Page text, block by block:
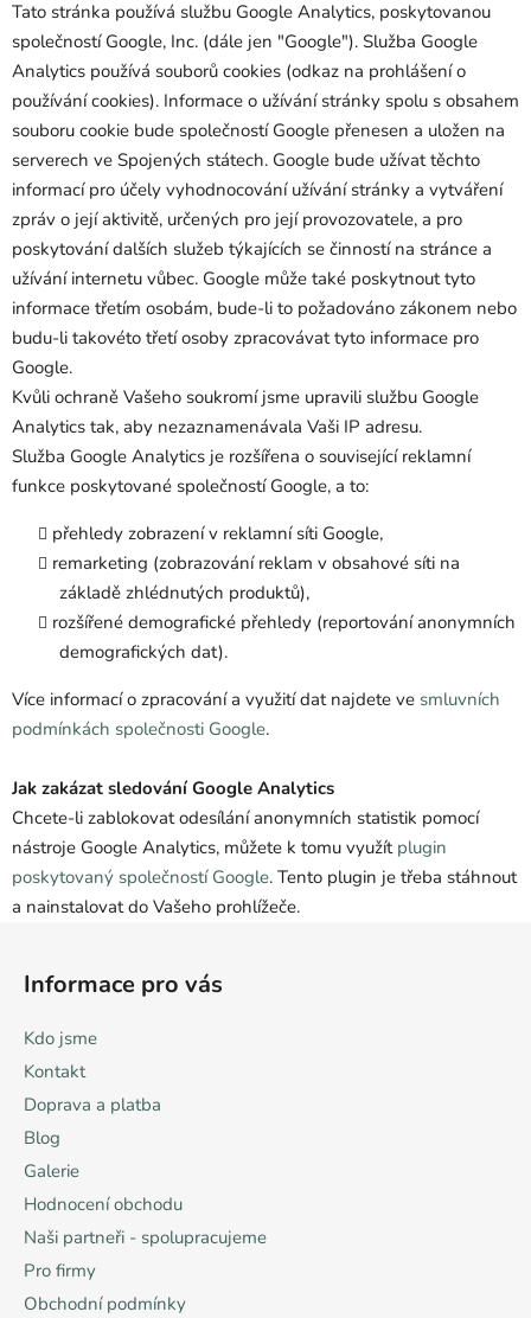
Tato stránka používá službu Google Analytics, poskytovanou
společností Google, Inc. (dále jen "Google"). Služba Google
Analytics používá souborů cookies (odkaz na prohlášení o
používání cookies). Informace o užívání stránky spolu s obsahem
souboru cookie bude společností Google přenesen a uložen na
serverech ve Spojených státech. Google bude užívat těchto
informací pro účely vyhodnocování užívání stránky a vytváření
zpráv o její aktivitě, určených pro její provozovatele, a pro
poskytování dalších služeb týkajících se činností na stránce a
užívání internetu vůbec. Google může také poskytnout tyto
informace třetím osobám, bude-li to požadováno zákonem nebo
budu-li takovéto třetí osoby zpracovávat tyto informace pro
Google.
Kvůli ochraně Vašeho soukromí jsme upravili službu Google
Analytics tak, aby nezaznamenávala Vaši IP adresu.
Služba Google Analytics je rozšířena o související reklamní
funkce poskytované společností Google, a to:
přehledy zobrazení v reklamní síti Google,
remarketing (zobrazování reklam v obsahové síti na
základě zhlédnutých produktů),
rozšířené demografické přehledy (reportování anonymních
demografických dat).
Více informací o zpracování a využití dat najdete ve smluvních
podmínkách společnosti Google.
Jak zakázat sledování Google Analytics
Chcete-li zablokovat odesílání anonymních statistik pomocí
nástroje Google Analytics, můžete k tomu využít plugin
poskytovaný společností Google. Tento plugin je třeba stáhnout
a nainstalovat do Vašeho prohlížeče.
Informace pro vás
Kdo jsme
Kontakt
Doprava a platba
Blog
Galerie
Hodnocení obchodu
Naši partneři - spolupracujeme
Pro firmy
Obchodní podmínky